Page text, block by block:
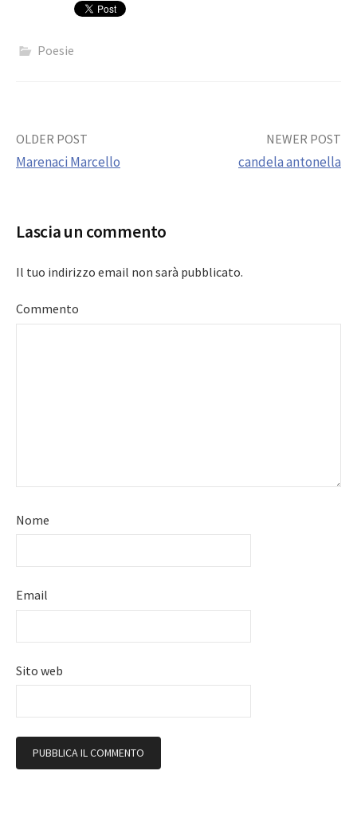
Poesie
Post
OLDER POST
Marenaci Marcello
NEWER POST
candela antonella
Lascia un commento
Il tuo indirizzo email non sarà pubblicato.
Commento
Nome
Email
Sito web